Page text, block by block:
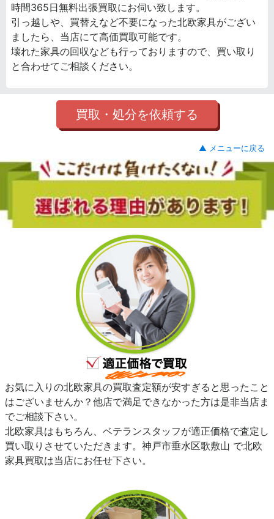
時間365日無料出張買取にお伺い致します。
引っ越しや、買替えなど不要になった北欧家具がござい
ましたら、当店にて高価買取可能です。
壊れた家具の回収なども行っておりますので、買い取り
と合わせてご相談ください。
買取・処分を依頼する
▲ メニューに戻る
お気に入りの北欧家具の買取査定額が安すぎると思ったこと
はございませんか？他店で満足できなかった方は是非当店ま
でご相談下さい。
北欧家具はもちろん、ベテランスタッフが適正価格で査定し
買い取りさせていただきます。神戸市垂水区歌敷山 で北欧
家具買取は当店にお任せ下さい。